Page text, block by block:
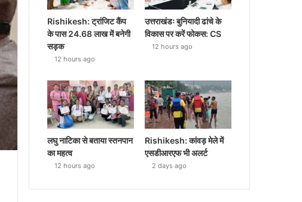
Rishikesh: ट्रांजिट कैंप
के पास 24.68 लाख में बनेगी
सड़क
12 hours ago
उत्तराखंडः बुनियादी ढांचे के
विकास पर करें फोकस: CS
12 hours ago
लघु नाटिका से बताया स्तनपान
का महत्व
12 hours ago
Rishikesh: कांवड़ मेले में
एसडीआरएफ भी अलर्ट
2 days ago